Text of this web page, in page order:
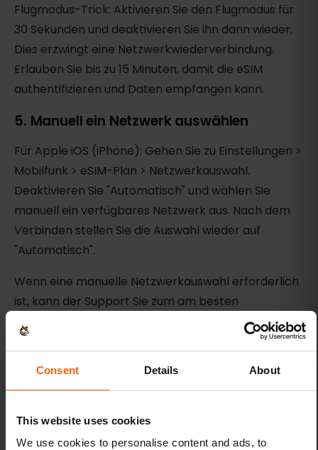
Consent Details About
This website uses cookies
We use cookies to personalise content and ads, to
Flugmodus-Trick: Aktivieren Sie den Flugmodus für
30 Sekunden und deaktivieren Sie ihn dann wieder.
Dies erzwingt eine Netzwerkwiederverbindung.
Erlauben Sie bis zu 15 Minuten, damit die eSIM
authentifizieren und Daten empfangen kann.
5. Manuell ein Netzwerk auswählen
Für Apple iOS (iPhone): Gehen Sie zu Einstellungen >
Mobilfunk > eSIM-Plan > Netzwerkauswahl.
Deaktivieren Sie "Automatisch" und wählen Sie
manuell ein verfügbares Netzwerk aus. Nach dem
Verbinden stellen Sie die Auswahl wieder auf
"Automatisch".
Wenn eine manuelle Netzwerkauswahl erforderlich
ist, kann der Support Sie zum am besten
geeigneten Netzwerk führen.
Zusätzliche Lösungen
Immer noch keine Verbindung?
Support-Anfrage einreichen: Wenn Probleme nach
Befolgen der obigen Schritte weiterhin bestehen,